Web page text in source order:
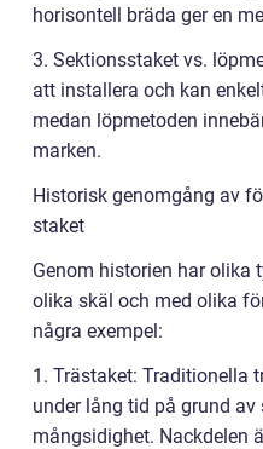
horisontell bräda ger en
3. Sektionsstaket vs.
att installera och kan
medan löpmetoden
marken.
Historisk genomgång av
staket
Genom historien har olika
olika skäl och med olika
några exempel:
1. Trästaket: Traditionella
under lång tid på grund
mångsidighet. Nackdelen